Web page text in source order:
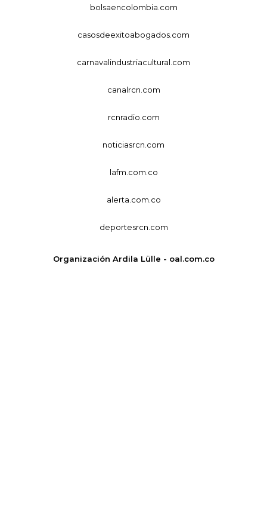
bolsaencolombia.com
casosdeexitoabogados.com
carnavalindustriacultural.com
canalrcn.com
rcnradio.com
noticiasrcn.com
lafm.com.co
alerta.com.co
deportesrcn.com
Organización Ardila Lülle - oal.com.co